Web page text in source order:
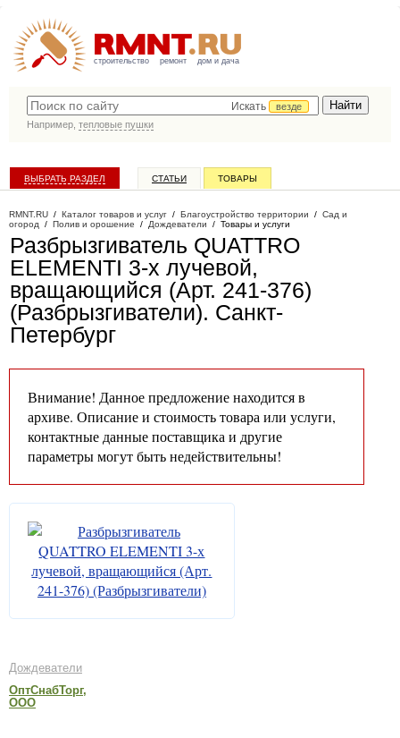
строительство ремонт дом и дача
Искать
везде
Например, тепловые пушки
ВЫБРАТЬ РАЗДЕЛ СТАТЬИ ТОВАРЫ
RMNT.RU / Каталог товаров и услуг / Благоустройство территории / Сад и
огород / Полив и орошение / Дождеватели / Товары и услуги
Разбрызгиватель QUATTRO
ELEMENTI 3-х лучевой,
вращающийся (Арт. 241-376)
(Разбрызгиватели). Санкт-
Петербург
Внимание! Данное предложение находится в
архиве. Описание и стоимость товара или услуги,
контактные данные поставщика и другие
параметры могут быть недействительны!
Дождеватели
ОптСнабТорг,
ООО